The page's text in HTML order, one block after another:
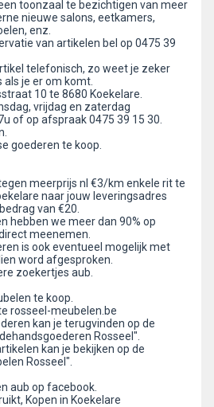
toonzaal te bezichtigen van meer
nieuwe salons, eetkamers,
enz.
van artikelen bel op 0475 39
telefonisch, zo weet je zeker
je er om komt.
10 te 8680 Koekelare.
vrijdag en zaterdag
of op afspraak 0475 39 15 30.
goederen te koop.
meerprijs nl €3/km enkele rit te
naar jouw leveringsadres
van €20.
hebben we meer dan 90% op
meenemen.
is ook eventueel mogelijk met
word afgesproken.
zoekertjes aub.
te koop.
rosseel-meubelen.be
kan je terugvinden op de
Rosseel".
kan je bekijken op de
Rosseel".
aub op facebook.
Kopen in Koekelare